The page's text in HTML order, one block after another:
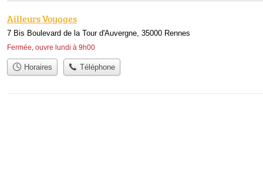
Ailleurs Voyages
7 Bis Boulevard de la Tour d'Auvergne, 35000 Rennes
Fermée, ouvre lundi à 9h00
Horaires Téléphone